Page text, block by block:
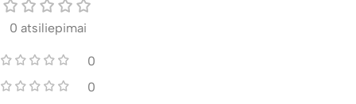
0 atsiliepimai
0
0